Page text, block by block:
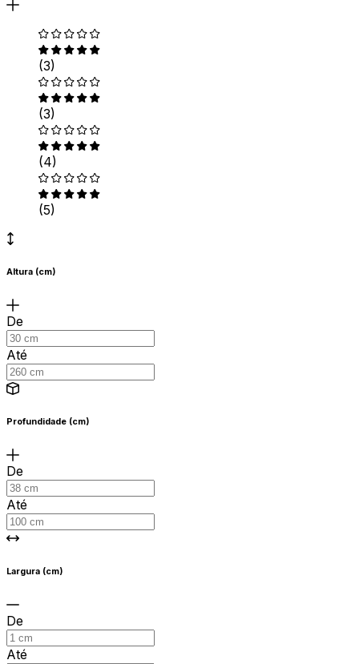
(3)
(3)
(4)
(5)
Altura (cm)
De
Até
Profundidade (cm)
De
Até
Largura (cm)
De
Até